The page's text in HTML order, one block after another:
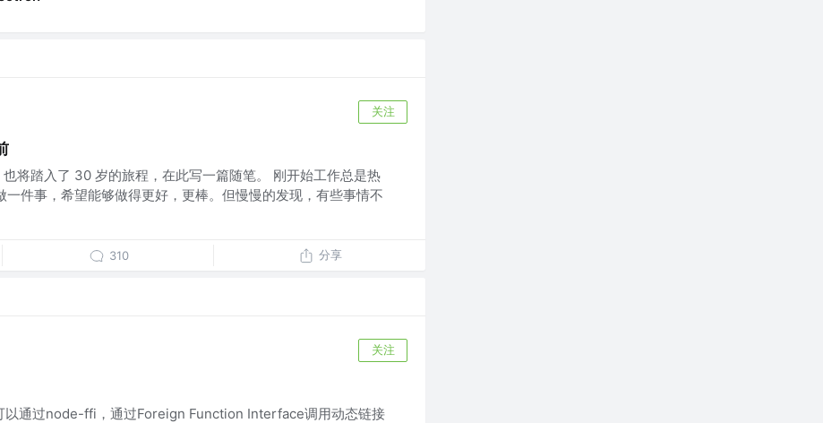
关注
将踏入了 30 岁的旅程，在此写一篇随笔。 刚开始工作总是热
一件事，希望能够做得更好，更棒。但慢慢的发现，有些事情不
310 分享
关注
通过node-ffi，通过Foreign Function Interface调用动态链接